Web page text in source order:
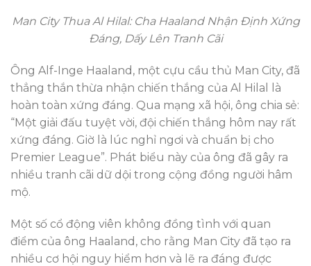
Man City Thua Al Hilal: Cha Haaland Nhận Định Xứng
Đáng, Dấy Lên Tranh Cãi
Ông Alf-Inge Haaland, một cựu cầu thủ Man City, đã
thẳng thắn thừa nhận chiến thắng của Al Hilal là
hoàn toàn xứng đáng. Qua mạng xã hội, ông chia sẻ:
“Một giải đấu tuyệt vời, đội chiến thắng hôm nay rất
xứng đáng. Giờ là lúc nghỉ ngơi và chuẩn bị cho
Premier League”. Phát biểu này của ông đã gây ra
nhiều tranh cãi dữ dội trong cộng đồng người hâm
mộ.
Một số cổ động viên không đồng tình với quan
điểm của ông Haaland, cho rằng Man City đã tạo ra
nhiều cơ hội nguy hiểm hơn và lẽ ra đáng được